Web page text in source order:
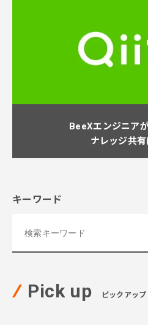
BeeXエンジニア
ナレッジ共
キーワード
Pick up ピックアップ